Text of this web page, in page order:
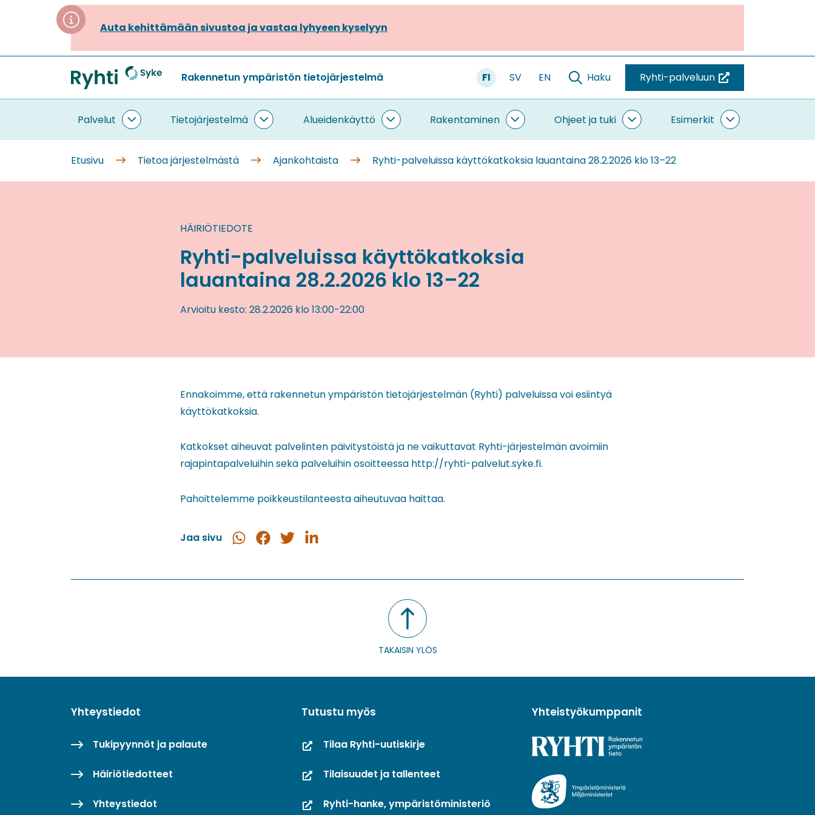
Siirry
sisältöönAuta kehittämään sivustoa ja vastaa lyhyeen kyselyyn
Etusivu
Rakennetun ympäristön tietojärjestelmä FI SV EN Haku Ryhti-palveluun
(siirryt
toiseen
palveluun)
Palvelut
Palvelut
alasivut
Tietojärjestelmä
Tietojärjestelmä
alasivut
Alueidenkäyttö
Alueidenkäyttö
alasivut
Rakentaminen
Rakentaminen
alasivut
Ohjeet ja tuki
Ohjeet
ja
alasivut
Esimerkit
Esimerkit
alasivut
Etusivu
Tietoa järjestelmästä Ajankohtaista Ryhti-palveluissa käyttökatkoksia lauantaina 28.2.2026 klo 13–22
HÄIRIÖTIEDOTE
Ryhti-palveluissa käyttökatkoksia
lauantaina 28.2.2026 klo 13–22
Arvioitu kesto: 28.2.2026 klo 13:00-22:00
Ennakoimme, että rakennetun ympäristön tietojärjestelmän (Ryhti) palveluissa voi esiintyä
käyttökatkoksia.
Katkokset aiheuvat palvelinten päivitystöistä ja ne vaikuttavat Ryhti-järjestelmän avoimiin
rajapintapalveluihin sekä palveluihin osoitteessa http://ryhti-palvelut.syke.fi.
Pahoittelemme poikkeustilanteesta aiheutuvaa haittaa.
Jaa sivu
Jaa
Jaa
Jaa
Jaa
TAKAISIN YLÖS
Yhteystiedot
Tukipyynnöt ja palaute
Häiriötiedotteet
Yhteystiedot
Tutustu myös
Tilaa Ryhti-uutiskirje
Tilaisuudet ja tallenteet
Ryhti-hanke, ympäristöministeriö
Yhteistyökumppanit